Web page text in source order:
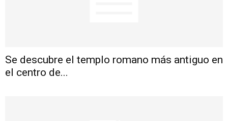
Se descubre el templo romano más antiguo en
el centro de...